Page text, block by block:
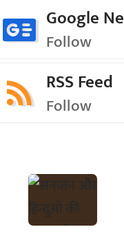
Google
Follow
RSS Feed
Follow